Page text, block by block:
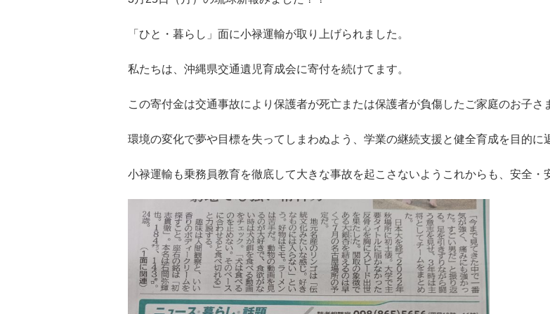
「ひと・暮らし」面に小禄運輸が取り上げられました。
私たちは、沖縄県交通遺児育成会に寄付を続けてます。
この寄付金は交通事故により保護者が死亡または保護者が負傷したご家庭のお子さ
環境の変化で夢や目標を失ってしまわぬよう、学業の継続支援と健全育成を目的に
小禄運輸も乗務員教育を徹底して大きな事故を起こさないようこれからも、安全・